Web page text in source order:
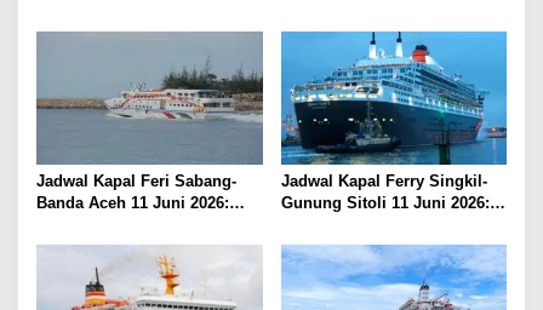
Jadwal Kapal Feri Sabang-
Banda Aceh 11 Juni 2026:
Penumpang dan Pengemudi
Jadwal Kapal Ferry Singkil-
Gunung Sitoli 11 Juni 2026:
Lengkap